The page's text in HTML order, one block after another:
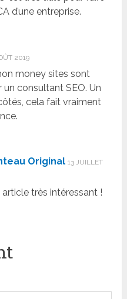
d’une entreprise.
2019
money sites sont
un consultant SEO. Un
cela fait vraiment
Original 13 JUILLET
très intéressant !